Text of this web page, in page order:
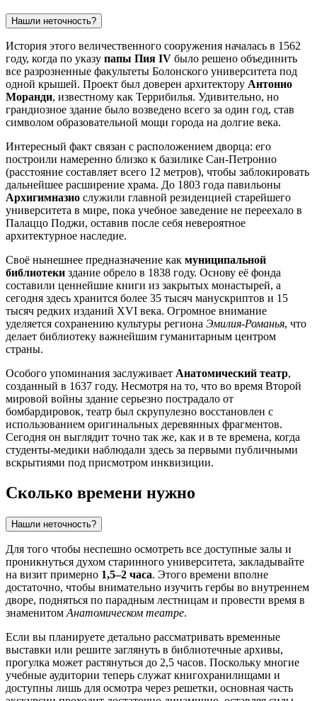
Нашли неточность?
История этого величественного сооружения началась в 1562
году, когда по указу папы Пия IV было решено объединить
все разрозненные факультеты Болонского университета под
одной крышей. Проект был доверен архитектору Антонио
Моранди, известному как Террибилья. Удивительно, но
грандиозное здание было возведено всего за один год, став
символом образовательной мощи города на долгие века.
Интересный факт связан с расположением дворца: его
построили намеренно близко к базилике Сан-Петронио
(расстояние составляет всего 12 метров), чтобы заблокировать
дальнейшее расширение храма. До 1803 года павильоны
Архигимназио служили главной резиденцией старейшего
университета в мире, пока учебное заведение не переехало в
Палаццо Поджи, оставив после себя невероятное
архитектурное наследие.
Своё нынешнее предназначение как муниципальной
библиотеки здание обрело в 1838 году. Основу её фонда
составили ценнейшие книги из закрытых монастырей, а
сегодня здесь хранится более 35 тысяч манускриптов и 15
тысяч редких изданий XVI века. Огромное внимание
уделяется сохранению культуры региона Эмилия-Романья, что
делает библиотеку важнейшим гуманитарным центром
страны.
Особого упоминания заслуживает Анатомический театр,
созданный в 1637 году. Несмотря на то, что во время Второй
мировой войны здание серьезно пострадало от
бомбардировок, театр был скрупулезно восстановлен с
использованием оригинальных деревянных фрагментов.
Сегодня он выглядит точно так же, как и в те времена, когда
студенты-медики наблюдали здесь за первыми публичными
вскрытиями под присмотром инквизиции.
Сколько времени нужно
Нашли неточность?
Для того чтобы неспешно осмотреть все доступные залы и
проникнуться духом старинного университета, закладывайте
на визит примерно 1,5–2 часа. Этого времени вполне
достаточно, чтобы внимательно изучить гербы во внутреннем
дворе, подняться по парадным лестницам и провести время в
знаменитом Анатомическом театре.
Если вы планируете детально рассматривать временные
выставки или решите заглянуть в библиотечные архивы,
прогулка может растянуться до 2,5 часов. Поскольку многие
учебные аудитории теперь служат книгохранилищами и
доступны лишь для осмотра через решетки, основная часть